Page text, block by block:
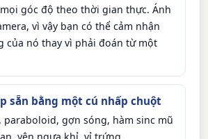
góc độ theo thời gian thực. Ánh
vì vậy bạn có thể cảm nhận
của nó thay vì phải đoán từ một
sẵn bằng một cú nhấp chuột
paraboloid, gợn sóng, hàm sinc mũ